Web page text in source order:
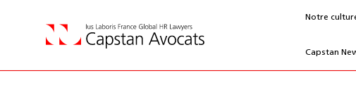
Notre
Capstan